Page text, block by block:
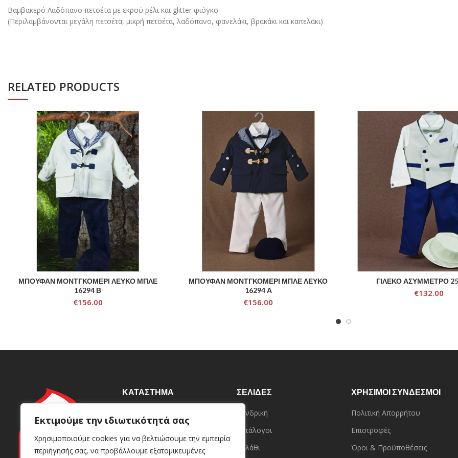
Εκτιμούμε την ιδιωτικότητά σας
Χρησιμοποιούμε cookies για να βελτιώσουμε την εμπειρία
περιήγησής σας, να προβάλλουμε εξατομικευμένες
Βαμβακερό Λαδόπανο πετσέτα με εκρού ρέλι και glitter φιόγκο
(Περιλαμβάνονται μεγάλη πετσέτα, μικρή πετσέτα, λαδόπανο, φανελάκι, βρακάκι και καπελάκι)
RELATED PRODUCTS
ADD TO CART
ΜΠΟΥΦΑΝ ΜΟΝΤΓΚΟΜΕΡΙ ΛΕΥΚΟ ΜΠΛΕ
16294 Β
€156.00
ADD TO CART
ΜΠΟΥΦΑΝ ΜΟΝΤΓΚΟΜΕΡΙ ΜΠΛΕ ΛΕΥΚΟ
16294 Α
€156.00
ADD TO CART
ΓΙΛΕΚΟ ΑΣΥΜΜΕΤΡΟ
€132.00
ΚΑΤΆΣΤΗΜΑ
72
+30 210 95 98 049
ΣΕΛΙΔΕΣ
Χονδρική
Κατάλογοι
Καλάθι
ΧΡΗΣΙΜΟΙ ΣΥΝΔΕΣΜΟΙ
Πολιτική Απορρήτου
Επιστροφές
Όροι & Προϋποθέσεις